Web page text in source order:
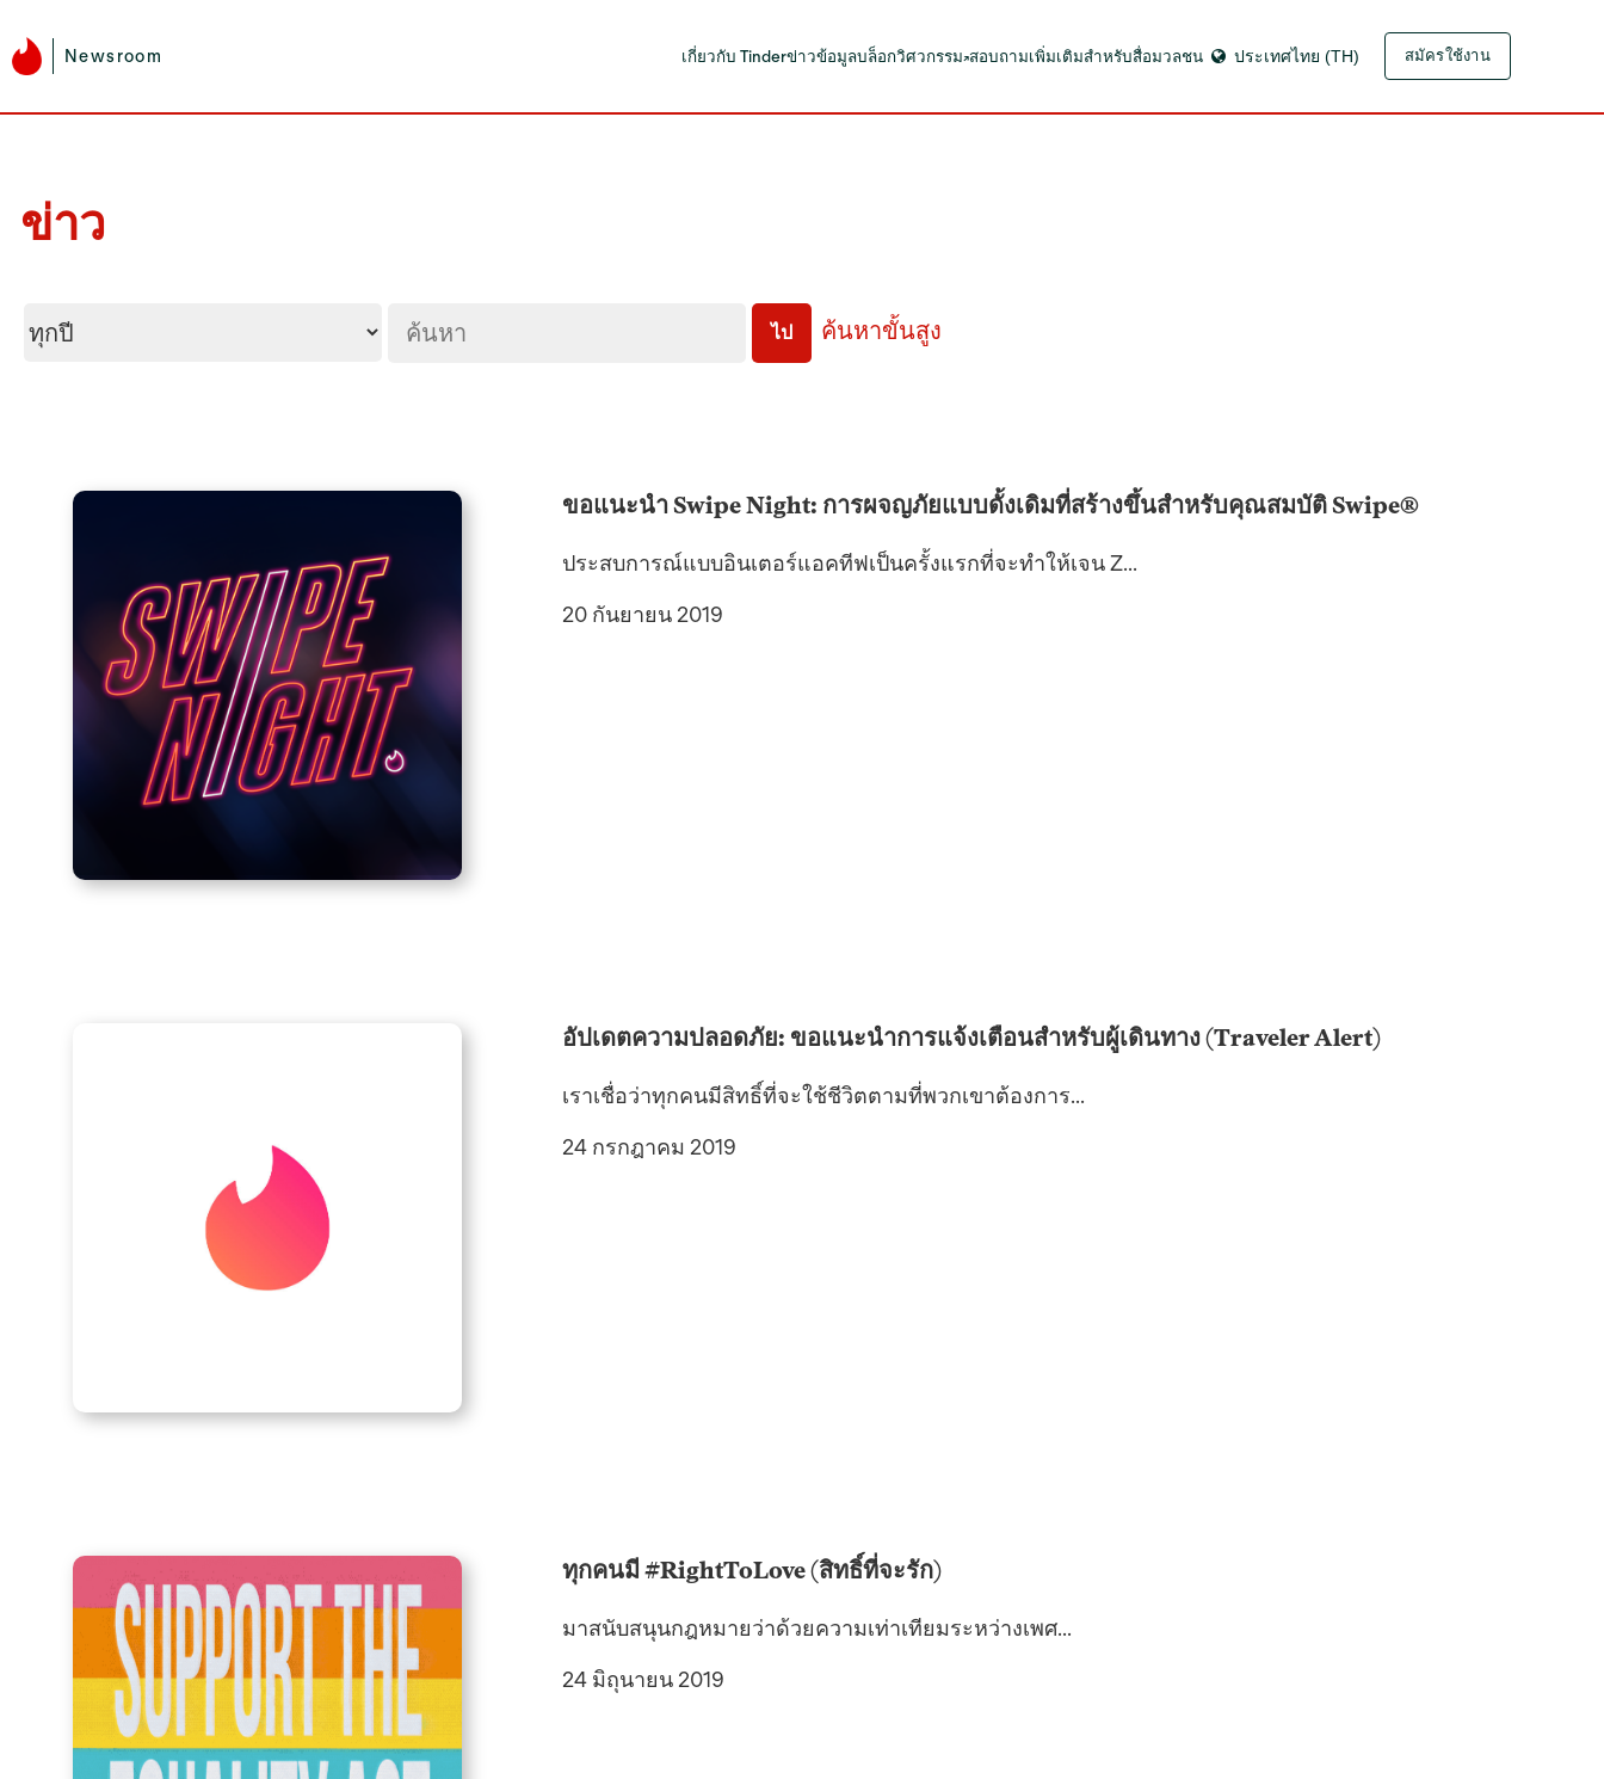
Newsroom เกี่ยวกับ Tinderข่าวข้อมูลบล็อกวิศวกรรม สอบถามเพิ่มเติมสำหรับสื่อมวลชน ประเทศไทย (TH) สมัครใช้งาน
ข่าว
Year ค้นหา
ไป ค้นหาขั้นสูง
ขอแนะนำ Swipe Night: การผจญภัยแบบดั้งเดิมที่สร้างขึ้นสำหรับคุณสมบัติ Swipe®
ประสบการณ์แบบอินเตอร์แอคทีฟเป็นครั้งแรกที่จะทำให้เจน Z...
20 กันยายน 2019
อัปเดตความปลอดภัย: ขอแนะนำการแจ้งเตือนสำหรับผู้เดินทาง (Traveler Alert)
เราเชื่อว่าทุกคนมีสิทธิ์ที่จะใช้ชีวิตตามที่พวกเขาต้องการ...
24 กรกฎาคม 2019
ทุกคนมี #RightToLove (สิทธิ์ที่จะรัก)
มาสนับสนุนกฎหมายว่าด้วยความเท่าเทียมระหว่างเพศ...
24 มิถุนายน 2019